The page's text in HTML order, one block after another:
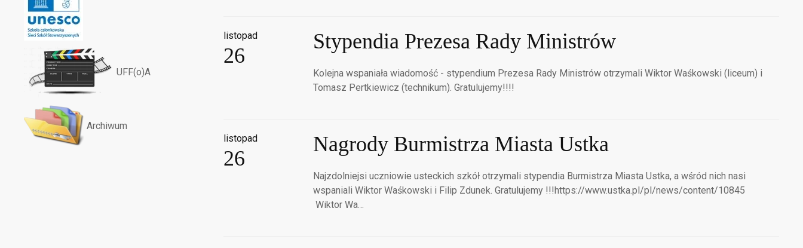
UFF(o)A
Archiwum
listopad
26
Stypendia Prezesa Rady Ministrów
Kolejna wspaniała wiadomość - stypendium Prezesa Rady Ministrów otrzymali Wiktor Waśkowski (liceum) i
Tomasz Pertkiewicz (technikum). Gratulujemy!!!!
listopad
26
Nagrody Burmistrza Miasta Ustka
Najzdolniejsi uczniowie usteckich szkół otrzymali stypendia Burmistrza Miasta Ustka, a wśród nich nasi
wspaniali Wiktor Waśkowski i Filip Zdunek. Gratulujemy !!!https://www.ustka.pl/pl/news/content/10845
Wiktor Wa…